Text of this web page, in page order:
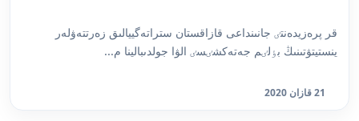
قر پرەزيدەنتٸ جانىنداعى قازاقستان ستراتەگييالىق زەرتتەۋلەر
ينستيتۋتىنىڭ بٶلٸم جەتەكشٸسٸ الۋا جولدىبالينا م...
21 قازان 2020